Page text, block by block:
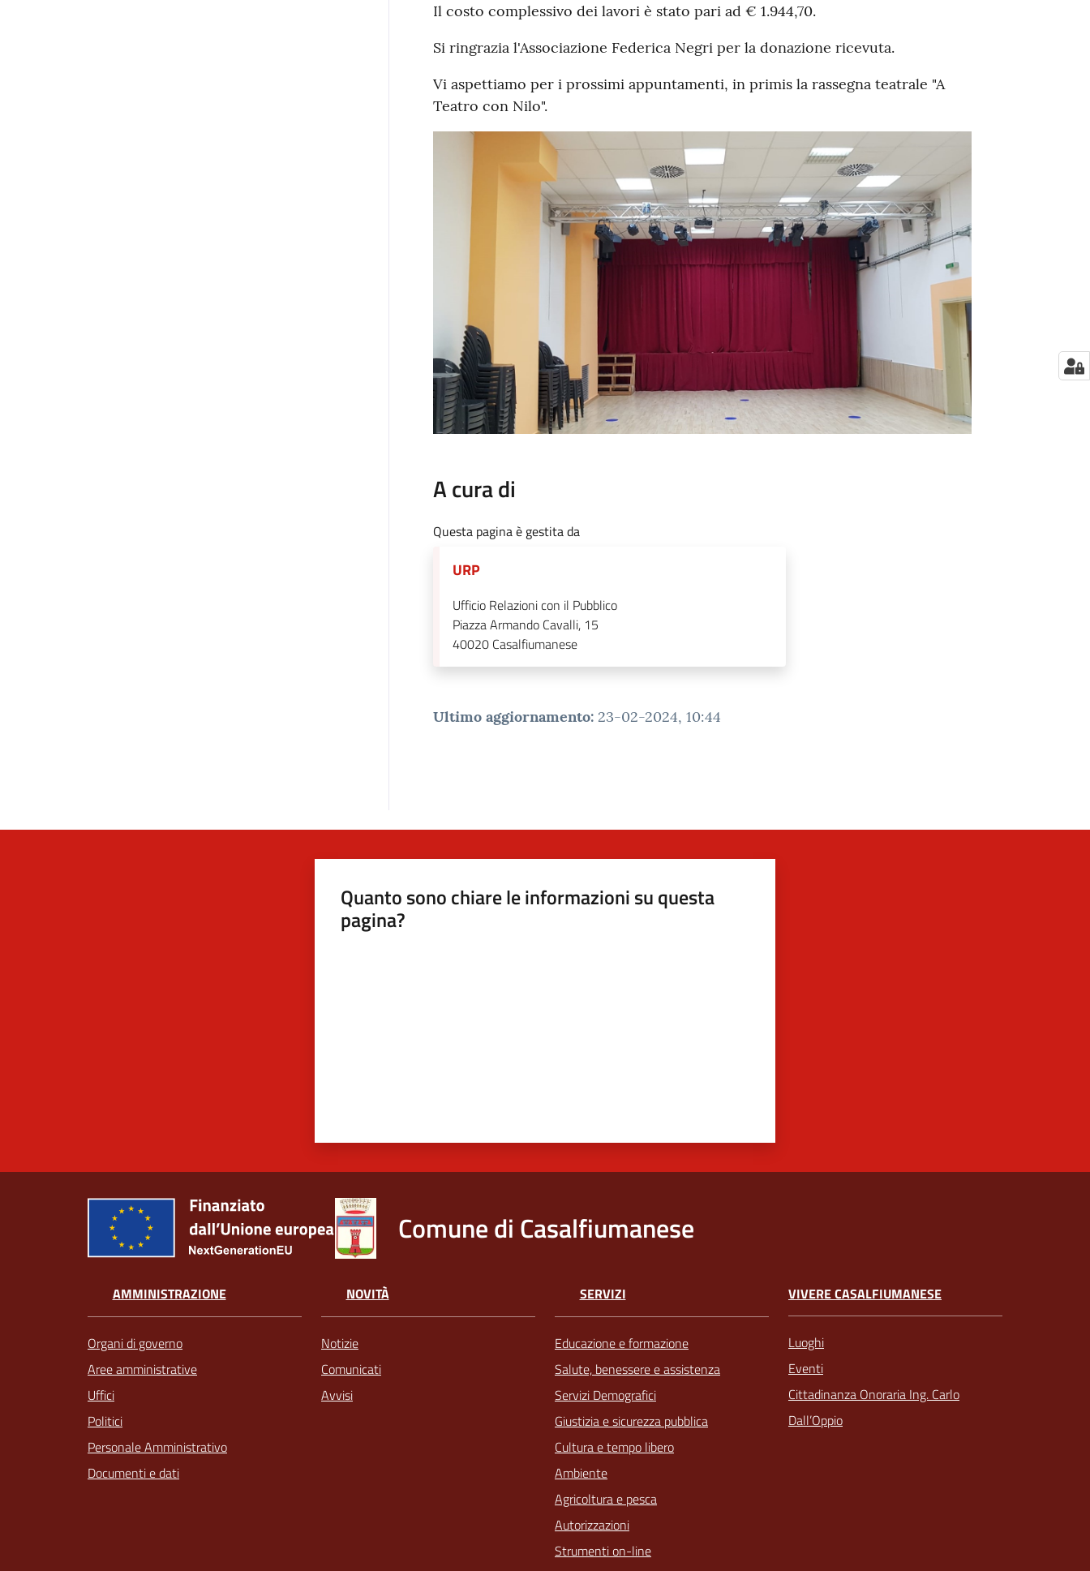
Il costo complessivo dei lavori è stato pari ad € 1.944,70.
Si ringrazia l'Associazione Federica Negri per la donazione ricevuta.
Vi aspettiamo per i prossimi appuntamenti, in primis la rassegna teatrale "A
Teatro con Nilo".
A cura di
Questa pagina è gestita da
URP
Ufficio Relazioni con il Pubblico
Piazza Armando Cavalli, 15
40020 Casalfiumanese
Ultimo aggiornamento: 23-02-2024, 10:44
Quanto sono chiare le informazioni su questa
pagina?
Comune di Casalfiumanese
AMMINISTRAZIONE
Organi di governo
Aree amministrative
Uffici
Politici
Personale Amministrativo
Documenti e dati
NOVITÀ
Notizie
Comunicati
Avvisi
SERVIZI
Educazione e formazione
Salute, benessere e assistenza
Servizi Demografici
Giustizia e sicurezza pubblica
Cultura e tempo libero
Ambiente
Agricoltura e pesca
Autorizzazioni
Strumenti on-line
VIVERE CASALFIUMANESE
Luoghi
Eventi
Cittadinanza Onoraria Ing. Carlo
Dall’Oppio